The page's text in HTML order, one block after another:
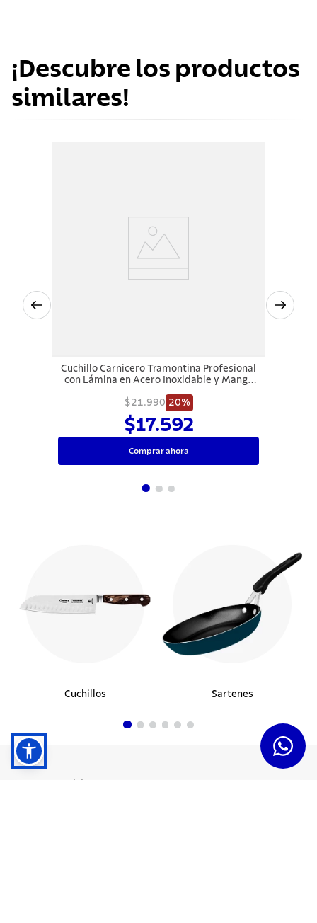
¡Descubre los productos
similares!
Cuchillo Carnicero Tramontina Profesional
con Lámina en Acero Inoxidable y Mango
$21.990 20%
$17.592
Comprar ahora
Cuchillos Sartenes